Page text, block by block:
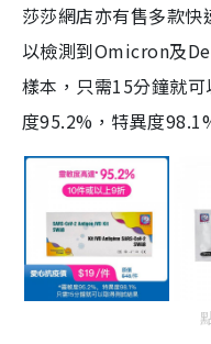
莎莎網店亦有售多款
以檢測到Omicron及
樣本，只需15分鐘就
度95.2%，特異度